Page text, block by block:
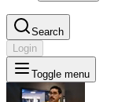
Search
Login
Toggle menu